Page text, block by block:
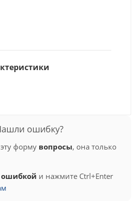
ошибку?
форму вопросы, она только
ошибкой и нажмите Ctrl+Enter